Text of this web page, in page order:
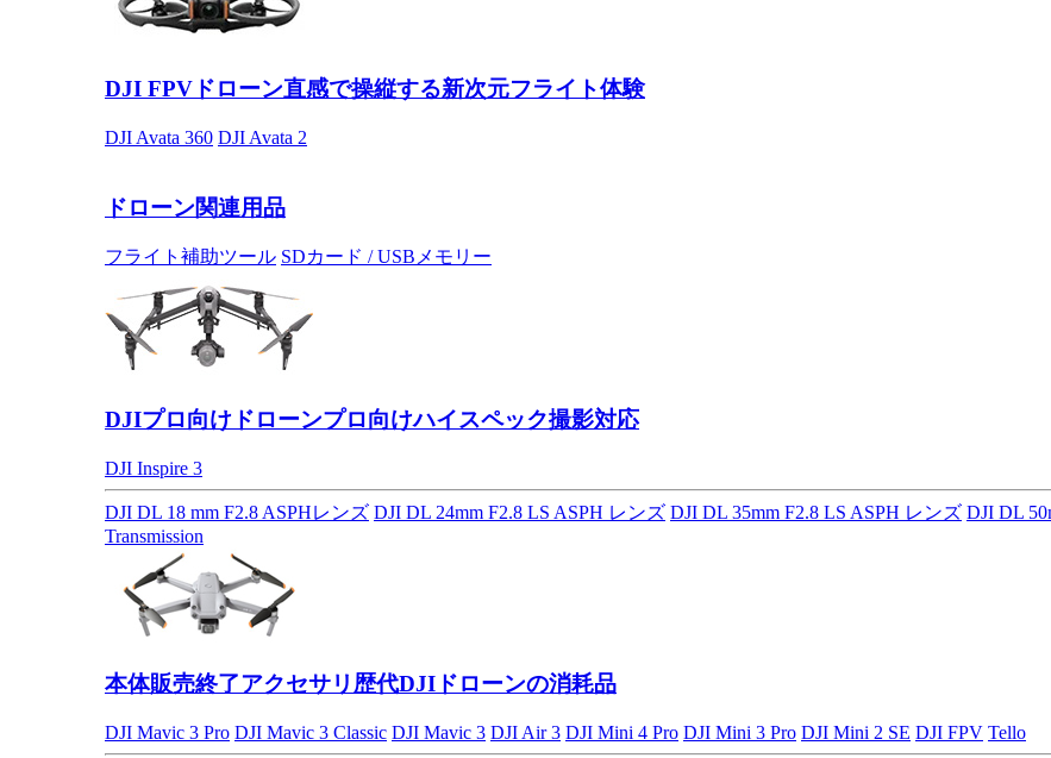
DJI FPVドローン直感で操縦する新次元フライト体験
DJI Avata 360 DJI Avata 2
ドローン関連用品
フライト補助ツール SDカード / USBメモリー
DJIプロ向けドローンプロ向けハイスペック撮影対応
DJI Inspire 3
DJI DL 18 mm F2.8 ASPHレンズ DJI DL 24mm F2.8 LS ASPH レンズ DJI DL 35mm F2.8 LS ASPH レンズ DJI DL
Transmission
本体販売終了アクセサリ 歴代DJIドローンの消耗品
DJI Mavic 3 Pro DJI Mavic 3 Classic DJI Mavic 3 DJI Air 3 DJI Mini 4 Pro DJI Mini 3 Pro DJI Mini 2 SE DJI FPV Tello